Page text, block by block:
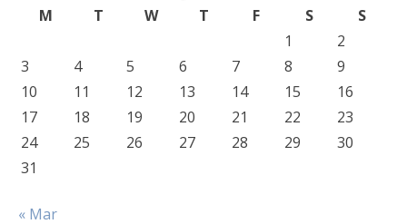
M
T W T F S
S
1
2
3
4 5 6 7 8
9
10
11 12 13 14 15
16
17
18 19 20 21 22
23
24
25 26 27 28 29
30
31
« Mar